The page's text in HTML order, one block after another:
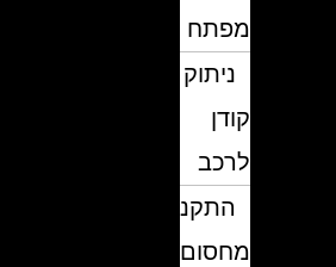
מפתח
ניתוק
לרכב
התקנת
מחסום